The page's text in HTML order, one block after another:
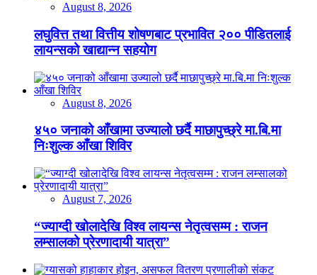
August 8, 2026
लघुवित्त तथा वित्तीय शोषणबाट प्रभावित २०० पीडितलाई
लायन्सको खाद्यान्न सहयोग
August 8, 2026
४५० जनाको आँखामा उज्यालो छर्दै माछापुच्छ्रे मा.बि.मा
निःशुल्क आँखा शिविर
August 7, 2026
“ज्याग्दी खोलादेखि विश्व लायन्स नेतृत्वसम्म : राजन
लम्सालको प्रेरणादायी यात्रा”